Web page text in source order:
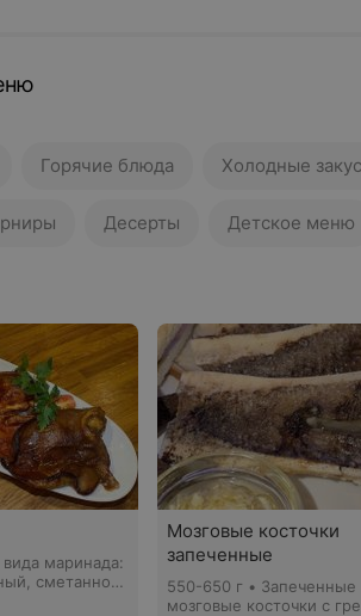
Горячие блюда Холодные
Десерты Детское меню
маринада:
сметанно-
Мозговые косточки
запеченные
550-650 г • Запеченные
мозговые косточки с